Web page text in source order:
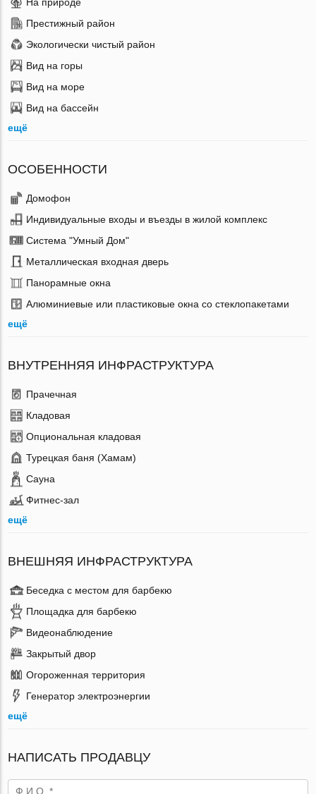
Престижный район
Экологически чистый район
Вид на горы
Вид на море
Вид на бассейн
ещё
ОСОБЕННОСТИ
Домофон
Индивидуальные входы и въезды в жилой комплекс
Система "Умный Дом"
Металлическая входная дверь
Панорамные окна
Алюминиевые или пластиковые окна со стеклопакетами
ещё
ВНУТРЕННЯЯ ИНФРАСТРУКТУРА
Прачечная
Кладовая
Опциональная кладовая
Турецкая баня (Хамам)
Сауна
Фитнес-зал
ещё
ВНЕШНЯЯ ИНФРАСТРУКТУРА
Беседка с местом для барбекю
Площадка для барбекю
Видеонаблюдение
Закрытый двор
Огороженная территория
Генератор электроэнергии
ещё
НАПИСАТЬ ПРОДАВЦУ